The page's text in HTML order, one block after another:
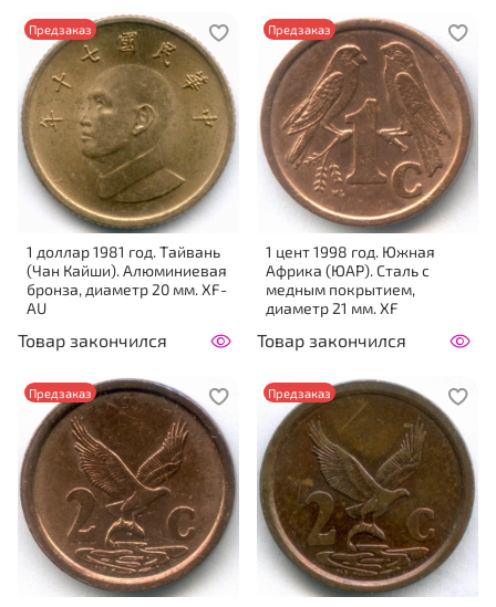
Предзаказ
1 доллар 1981 год. Тайвань
(Чан Кайши). Алюминиевая
бронза, диаметр 20 мм. XF-
AU
Товар закончился
Предзаказ
1 цент 1998 год. Южная
Африка (ЮАР). Сталь с
медным покрытием,
диаметр 21 мм. XF
Товар закончился
Предзаказ Предзаказ